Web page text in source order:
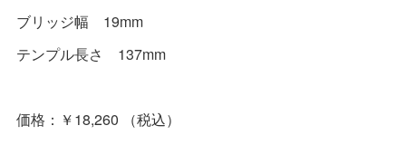
ブリッジ幅 19mm
テンプル長さ 137mm
価格：￥18,260 （税込）